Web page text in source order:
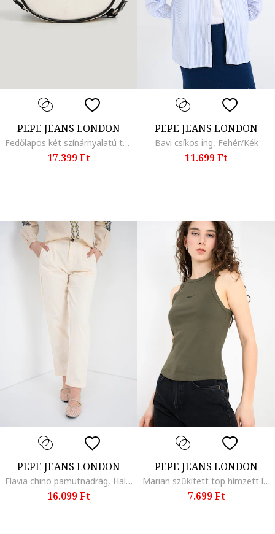
PEPE JEANS LONDON
Fedőlapos két színárnyalatú táska keresztpánttal, Fekete/Krémszín
17.399 Ft
PEPE JEANS LONDON
Bavi csíkos ing, Fehér/Kék
11.699 Ft
PEPE JEANS LONDON
Flavia chino pamutnadrág, Halványsárga
16.099 Ft
PEPE JEANS LONDON
Marian szűkített top hímzett logóval, Sötét khaki
7.699 Ft